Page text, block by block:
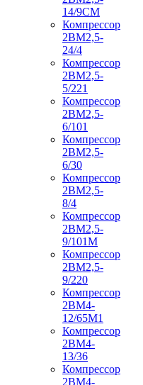
14/9СМ
Компрессор
2ВМ2,5-
24/4
Компрессор
2ВМ2,5-
5/221
Компрессор
2ВМ2,5-
6/101
Компрессор
2ВМ2,5-
6/30
Компрессор
2ВМ2,5-
8/4
Компрессор
2ВМ2,5-
9/101М
Компрессор
2ВМ2,5-
9/220
Компрессор
2ВМ4-
12/65М1
Компрессор
2ВМ4-
13/36
Компрессор
2ВМ4-